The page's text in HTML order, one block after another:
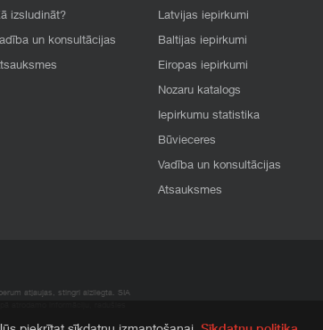
izsludināt?
un konsultācijas
Latvijas iepirkumi
Baltijas iepirkumi
Eiropas iepirkumi
Nozaru katalogs
Iepirkumu statistika
Būvieceres
Vadība un konsultācijas
Atsauksmes
atļaujas, stingri aizliegta. SIA